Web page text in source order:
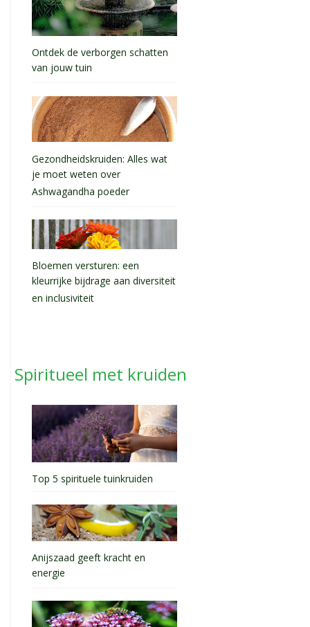
Ontdek de verborgen schatten
van jouw tuin
Gezondheidskruiden: Alles wat
je moet weten over
Ashwagandha poeder
Bloemen versturen: een
kleurrijke bijdrage aan diversiteit
en inclusiviteit
Spiritueel met kruiden
Top 5 spirituele tuinkruiden
Anijszaad geeft kracht en
energie